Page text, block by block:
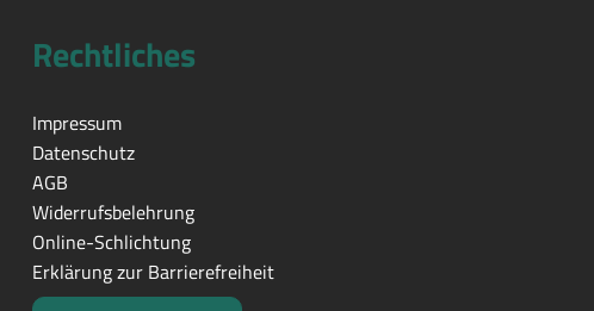
Rechtliches
Impressum
Datenschutz
AGB
Widerrufsbelehrung
Online-Schlichtung
Erklärung zur Barrierefreiheit